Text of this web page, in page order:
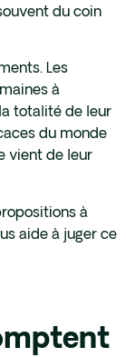
du coin
Les
à
totalité de leur
du monde
vient de leur
à
aide à juger ce